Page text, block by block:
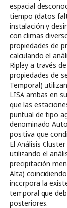
espacial
tiempo (datos
instalación y
con climas
propiedades de
calculando el
Ripley a través
propiedades de
Temporal)
LISA ambas en
que las
puntual de tipo
denominado
positiva que
El Análisis
utilizando el
precipitación
Alta)
incorpora la
temporal que
posteriores.